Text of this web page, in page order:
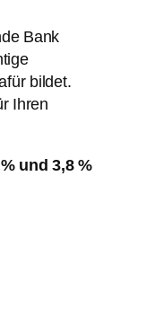
Bank
bildet.
Ihren
und 3,8 %